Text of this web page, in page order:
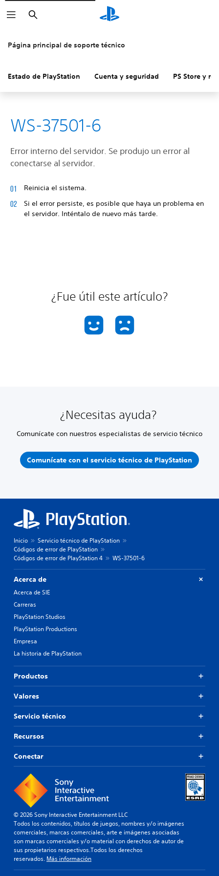
Buscar
Página principal de soporte técnico
Estado de PlayStation Cuenta y seguridad PS Store y
WS-37501-6
Error interno del servidor. Se produjo un error al
conectarse al servidor.
Reinicia el sistema.
Si el error persiste, es posible que haya un problema en
el servidor. Inténtalo de nuevo más tarde.
¿Fue útil este artículo?
¿Necesitas ayuda?
Comunícate con nuestros especialistas de servicio técnico
Comunícate con el servicio técnico de PlayStation
Inicio
Servicio técnico de PlayStation
Códigos de error de PlayStation
Códigos de error de PlayStation 4
WS-37501-6
Acerca de
Acerca de SIE
Carreras
PlayStation Studios
PlayStation Productions
Empresa
La historia de PlayStation
Productos
Valores
Servicio técnico
Recursos
Conectar
© 2026 Sony Interactive Entertainment LLC
Todos los contenidos, títulos de juegos, nombres y/o imágenes
comerciales, marcas comerciales, arte e imágenes asociadas
son marcas comerciales y/o material con derechos de autor de
sus propietarios respectivos.Todos los derechos
reservados. Más información